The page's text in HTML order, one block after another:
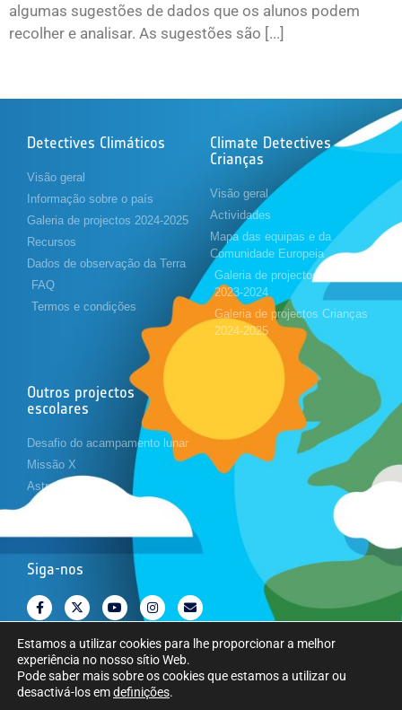
algumas sugestões de dados que os alunos podem
recolher e analisar. As sugestões são [...]
Detectives Climáticos
Visão geral
Informação sobre o país
Galeria de projectos 2024-2025
Recursos
Dados de observação da Terra
FAQ
Termos e condições
Climate Detectives
Crianças
Visão geral
Actividades
Mapa das equipas e da
Comunidade Europeia
Galeria de projectos Crianças
2023-2024
Galeria de projectos Crianças
2024-2025
Outros projectos
escolares
Desafio do acampamento lunar
Missão X
Astropi
Cansat
Siga-nos
Copyright © Agência Espacial Europeia. Todos os direitos reservados.
Estamos a utilizar cookies para lhe proporcionar a melhor
experiência no nosso sítio Web.
Pode saber mais sobre os cookies que estamos a utilizar ou
desactivá-los emdefinições.